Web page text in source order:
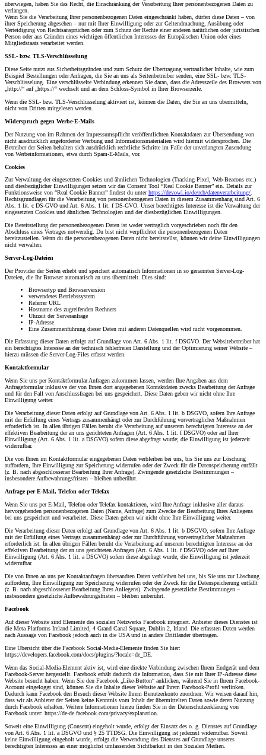
überwiegen, haben Sie das Recht, die Einschränkung der Verarbeitung Ihrer personenbezogenen Daten zu
verlangen.
Wenn Sie die Verarbeitung Ihrer personenbezogenen Daten eingeschränkt haben, dürfen diese Daten – von
ihrer Speicherung abgesehen – nur mit Ihrer Einwilligung oder zur Geltendmachung, Ausübung oder
Verteidigung von Rechtsansprüchen oder zum Schutz der Rechte einer anderen natürlichen oder juristischen
Person oder aus Gründen eines wichtigen öffentlichen Interesses der Europäischen Union oder eines
Mitgliedstaats verarbeitet werden.
SSL- bzw. TLS-Verschlüsselung
Diese Seite nutzt aus Sicherheitsgründen und zum Schutz der Übertragung vertraulicher Inhalte, wie zum
Beispiel Bestellungen oder Anfragen, die Sie an uns als Seitenbetreiber senden, eine SSL- bzw. TLS-
Verschlüsselung. Eine verschlüsselte Verbindung erkennen Sie daran, dass die Adresszeile des Browsers von
„http://“ auf „https://“ wechselt und an dem Schloss-Symbol in Ihrer Browserzeile.
Wenn die SSL- bzw. TLS-Verschlüsselung aktiviert ist, können die Daten, die Sie an uns übermitteln,
nicht von Dritten mitgelesen werden.
Widerspruch gegen Werbe-E-Mails
Der Nutzung von im Rahmen der Impressumspflicht veröffentlichten Kontaktdaten zur Übersendung von
nicht ausdrücklich angeforderter Werbung und Informationsmaterialien wird hiermit widersprochen. Die
Betreiber der Seiten behalten sich ausdrücklich rechtliche Schritte im Falle der unverlangten Zusendung
von Werbeinformationen, etwa durch Spam-E-Mails, vor.
Cookies
Zur Verwaltung der eingesetzten Cookies und ähnlichen Technologien (Tracking-Pixel, Web-Beacons etc.)
und diesbezüglicher Einwilligungen setzen wir das Consent Tool “Real Cookie Banner” ein. Details zur
Funktionsweise von “Real Cookie Banner” findest du unterhttps://devowl.io/de/rcb/datenverarbeitung/.
Rechtsgrundlagen für die Verarbeitung von personenbezogenen Daten in diesem Zusammenhang sind Art. 6
Abs. 1 lit. c DS-GVO und Art. 6 Abs. 1 lit. f DS-GVO. Unser berechtigtes Interesse ist die Verwaltung der
eingesetzten Cookies und ähnlichen Technologien und der diesbezüglichen Einwilligungen.
Die Bereitstellung der personenbezogenen Daten ist weder vertraglich vorgeschrieben noch für den
Abschluss eines Vertrages notwendig. Du bist nicht verpflichtet die personenbezogenen Daten
bereitzustellen. Wenn du die personenbezogenen Daten nicht bereitstellst, können wir deine Einwilligungen
nicht verwalten.
Server-Log-Dateien
Der Provider der Seiten erhebt und speichert automatisch Informationen in so genannten Server-Log-
Dateien, die Ihr Browser automatisch an uns übermittelt. Dies sind:
Browsertyp und Browserversion
verwendetes Betriebssystem
Referrer URL
Hostname des zugreifenden Rechners
Uhrzeit der Serveranfrage
IP-Adresse
Eine Zusammenführung dieser Daten mit anderen Datenquellen wird nicht vorgenommen.
Die Erfassung dieser Daten erfolgt auf Grundlage von Art. 6 Abs. 1 lit. f DSGVO. Der Websitebetreiber hat
ein berechtigtes Interesse an der technisch fehlerfreien Darstellung und der Optimierung seiner Website –
hierzu müssen die Server-Log-Files erfasst werden.
Kontaktformular
Wenn Sie uns per Kontaktformular Anfragen zukommen lassen, werden Ihre Angaben aus dem
Anfrageformular inklusive der von Ihnen dort angegebenen Kontaktdaten zwecks Bearbeitung der Anfrage
und für den Fall von Anschlussfragen bei uns gespeichert. Diese Daten geben wir nicht ohne Ihre
Einwilligung weiter.
Die Verarbeitung dieser Daten erfolgt auf Grundlage von Art. 6 Abs. 1 lit. b DSGVO, sofern Ihre Anfrage
mit der Erfüllung eines Vertrags zusammenhängt oder zur Durchführung vorvertraglicher Maßnahmen
erforderlich ist. In allen übrigen Fällen beruht die Verarbeitung auf unserem berechtigten Interesse an der
effektiven Bearbeitung der an uns gerichteten Anfragen (Art. 6 Abs. 1 lit. f DSGVO) oder auf Ihrer
Einwilligung (Art. 6 Abs. 1 lit. a DSGVO) sofern diese abgefragt wurde; die Einwilligung ist jederzeit
widerrufbar.
Die von Ihnen im Kontaktformular eingegebenen Daten verbleiben bei uns, bis Sie uns zur Löschung
auffordern, Ihre Einwilligung zur Speicherung widerrufen oder der Zweck für die Datenspeicherung entfällt
(z. B. nach abgeschlossener Bearbeitung Ihrer Anfrage). Zwingende gesetzliche Bestimmungen –
insbesondere Aufbewahrungsfristen – bleiben unberührt.
Anfrage per E-Mail, Telefon oder Telefax
Wenn Sie uns per E-Mail, Telefon oder Telefax kontaktieren, wird Ihre Anfrage inklusive aller daraus
hervorgehenden personenbezogenen Daten (Name, Anfrage) zum Zwecke der Bearbeitung Ihres Anliegens
bei uns gespeichert und verarbeitet. Diese Daten geben wir nicht ohne Ihre Einwilligung weiter.
Die Verarbeitung dieser Daten erfolgt auf Grundlage von Art. 6 Abs. 1 lit. b DSGVO, sofern Ihre Anfrage
mit der Erfüllung eines Vertrags zusammenhängt oder zur Durchführung vorvertraglicher Maßnahmen
erforderlich ist. In allen übrigen Fällen beruht die Verarbeitung auf unserem berechtigten Interesse an der
effektiven Bearbeitung der an uns gerichteten Anfragen (Art. 6 Abs. 1 lit. f DSGVO) oder auf Ihrer
Einwilligung (Art. 6 Abs. 1 lit. a DSGVO) sofern diese abgefragt wurde; die Einwilligung ist jederzeit
widerrufbar.
Die von Ihnen an uns per Kontaktanfragen übersandten Daten verbleiben bei uns, bis Sie uns zur Löschung
auffordern, Ihre Einwilligung zur Speicherung widerrufen oder der Zweck für die Datenspeicherung entfällt
(z. B. nach abgeschlossener Bearbeitung Ihres Anliegens). Zwingende gesetzliche Bestimmungen –
insbesondere gesetzliche Aufbewahrungsfristen – bleiben unberührt.
Facebook
Auf dieser Website sind Elemente des sozialen Netzwerks Facebook integriert. Anbieter dieses Dienstes ist
die Meta Platforms Ireland Limited, 4 Grand Canal Square, Dublin 2, Irland. Die erfassten Daten werden
nach Aussage von Facebook jedoch auch in die USA und in andere Drittländer übertragen.
Eine Übersicht über die Facebook Social-Media-Elemente finden Sie hier:
https://developers.facebook.com/docs/plugins/?locale=de_DE.
Wenn das Social-Media-Element aktiv ist, wird eine direkte Verbindung zwischen Ihrem Endgerät und dem
Facebook-Server hergestellt. Facebook erhält dadurch die Information, dass Sie mit Ihrer IP-Adresse diese
Website besucht haben. Wenn Sie den Facebook „Like-Button“ anklicken, während Sie in Ihrem Facebook-
Account eingeloggt sind, können Sie die Inhalte dieser Website auf Ihrem Facebook-Profil verlinken.
Dadurch kann Facebook den Besuch dieser Website Ihrem Benutzerkonto zuordnen. Wir weisen darauf hin,
dass wir als Anbieter der Seiten keine Kenntnis vom Inhalt der übermittelten Daten sowie deren Nutzung
durch Facebook erhalten. Weitere Informationen hierzu finden Sie in der Datenschutzerklärung von
Facebook unter: https://de-de.facebook.com/privacy/explanation.
Soweit eine Einwilligung (Consent) eingeholt wurde, erfolgt der Einsatz des o. g. Dienstes auf Grundlage
von Art. 6 Abs. 1 lit. a DSGVO und § 25 TTDSG. Die Einwilligung ist jederzeit widerrufbar. Soweit
keine Einwilligung eingeholt wurde, erfolgt die Verwendung des Dienstes auf Grundlage unseres
berechtigten Interesses an einer möglichst umfassenden Sichtbarkeit in den Sozialen Medien.